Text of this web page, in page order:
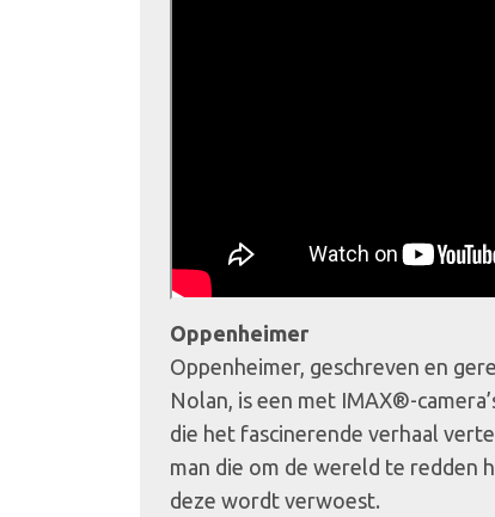
Oppenheimer
Oppenheimer, geschreven en
Nolan, is een met IMAX®-
die het fascinerende verhaal
man die om de wereld te redden
deze wordt verwoest.